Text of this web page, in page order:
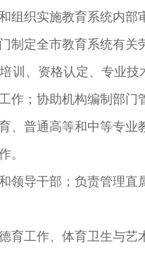
织实施教育系统内部
全市教育系统有关
训、资格认定、专业
；协助机构编制部门
普通高等和中等专业
。
导干部；负责管理直
工作、体育卫生与艺